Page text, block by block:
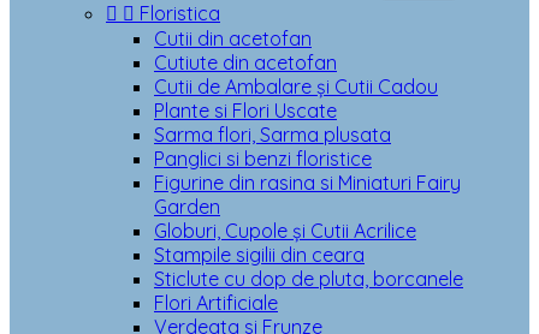
  Floristica
Cutii din acetofan
Cutiute din acetofan
Cutii de Ambalare și Cutii Cadou
Plante si Flori Uscate
Sarma flori, Sarma plusata
Panglici si benzi floristice
Figurine din rasina si Miniaturi Fairy
Garden
Globuri, Cupole și Cutii Acrilice
Stampile sigilii din ceara
Sticlute cu dop de pluta, borcanele
Flori Artificiale
Verdeata si Frunze